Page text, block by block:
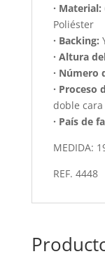
· Material:
Poliéster
· Backing:
· Altura
· Número
· Proceso
doble cara
· País de
MEDIDA:
REF. 4448